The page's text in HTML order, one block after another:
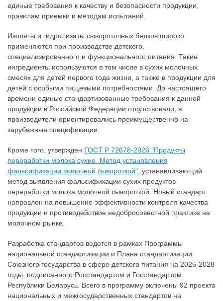
единые требования к качеству и безопасности продукции,
правилам приемки и методам испытаний.
Изоляты и гидролизаты сывороточных белков широко
применяются при производстве детского,
специализированного и функционального питания. Такие
ингредиенты используются в том числе в сухих молочных
смесях для детей первого года жизни, а также в продукции для
детей с особыми пищевыми потребностями. До настоящего
времени единые стандартизованные требования к данной
продукции в Российской Федерации отсутствовали, а
производители ориентировались преимущественно на
зарубежные спецификации.
Кроме того, утвержден ГОСТ Р 72678-2026 "Продукты
переработки молока сухие. Метод установления
фальсификации молочной сывороткой" , устанавливающий
метод выявления фальсификации сухих продуктов
переработки молока молочной сывороткой. Новый стандарт
направлен на повышение эффективности контроля качества
продукции и противодействие недобросовестной практике на
молочном рынке.
Разработка стандартов ведется в рамках Программы
национальной стандартизации и Плана стандартизации
Союзного государства в сфере детского питания на 2025-2028
годы, подписанного Росстандартом и Госстандартом
Республики Беларусь. Всего в программу включены 92 проекта
национальных и межгосударственных стандартов на